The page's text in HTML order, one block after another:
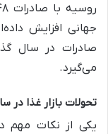
صادرات در سال
می‌گیرد.
تحولات بازار غذا در سال